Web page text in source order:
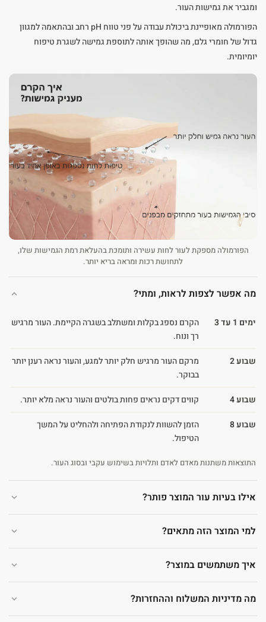
ומגביר את גמישות העור.
הפורמולה מאופיינת ביכולת עבודה על פני טווח pH רחב ובהתאמה למגוון
גדול של חומרי גלם, מה שהופך אותה לתוספת גמישה לשגרת טיפוח
יומיומית.
הפורמולה מספקת לעור לחות עשירה ותומכת בהעלאת רמת הגמישות שלו,
לתחושת רכות ומראה בריא יותר.
מה אפשר לצפות לראות, ומתי?
ימים 1 עד 3
הקרם נספג בקלות ומשתלב בשגרה הקיימת. העור מרגיש
רך ונוח.
שבוע 2
מרקם העור מרגיש חלק יותר למגע, והעור נראה רענן יותר
בבוקר.
שבוע 4
קווים דקים נראים פחות בולטים והעור נראה מלא יותר.
שבוע 8
הזמן להשוות לנקודת הפתיחה ולהחליט על המשך
הטיפול.
התוצאות משתנות מאדם לאדם ותלויות בשימוש עקבי ובסוג העור.
אילו בעיות עור המוצר פותר?
למי המוצר הזה מתאים?
איך משתמשים במוצר?
מה מדיניות המשלוח וההחזרות?